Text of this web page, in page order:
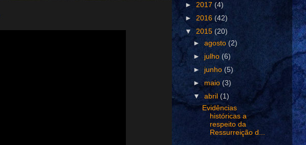
► 2017 (4)
► 2016 (42)
▼ 2015 (20)
►agosto(2)
►julho(6)
►junho(5)
► maio(3)
▼abril(1)
Evidências
históricas a
respeito da
Ressurreição d...